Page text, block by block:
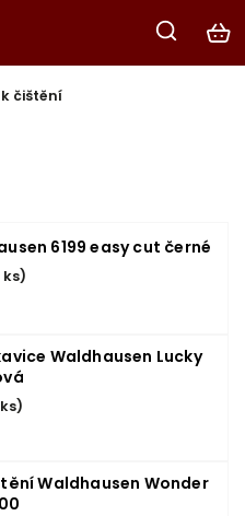
čištění
6199 easy cut černé
ks)
Waldhausen Lucky
Waldhausen Wonder